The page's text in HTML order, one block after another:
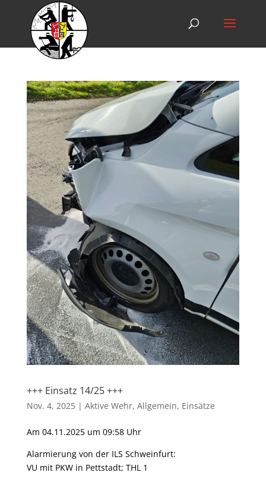
+++ Einsatz 14/25 +++
Nov. 4, 2025| Aktive Wehr, Allgemein, Einsätze
Am 04.11.2025 um 09:58 Uhr
Alarmierung von der ILS Schweinfurt:
VU mit PKW in Pettstadt; THL 1